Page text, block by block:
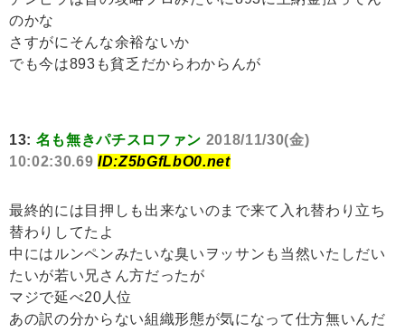
のかな
さすがにそんな余裕ないか
でも今は893も貧乏だからわからんが
13: 名も無きパチスロファン 2018/11/30(金)
10:02:30.69 ID:Z5bGfLbO0.net
最終的には目押しも出来ないのまで来て入れ替わり立ち
替わりしてたよ
中にはルンペンみたいな臭いヲッサンも当然いたしだい
たいが若い兄さん方だったが
マジで延べ20人位
あの訳の分からない組織形態が気になって仕方無いんだ